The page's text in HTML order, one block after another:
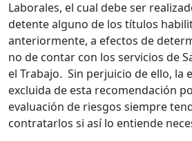
Laborales, el cual debe ser
detente alguno de los títulos
anteriormente, a efectos de
no de contar con los servicios de
el Trabajo. Sin perjuicio de ello, la
excluida de esta recomendación
evaluación de riesgos siempre
contratarlos si así lo entiende